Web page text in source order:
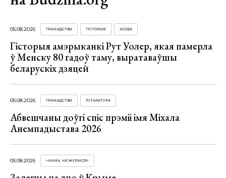
05.08.2026 ГРАМАДСТВА ГІСТОРЫЯ АСОБА
Гісторыя амэрыканкі Рут Уолер, якая памерла
ў Менску 80 гадоў таму, выратаваўшы
беларускіх дзяцей
05.08.2026 ГРАМАДСТВА ЛІТАРАТУРА
Абвешчаны доўгі спіс прэміі імя Міхала
Анемпадыстава 2026
05.08.2026 «МАМА, НЕ ЖУРЫСЯ!»